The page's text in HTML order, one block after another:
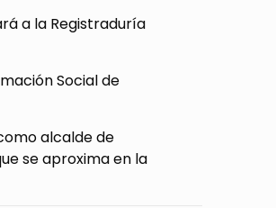
a la Registraduría
Social de
alcalde de
se aproxima en la